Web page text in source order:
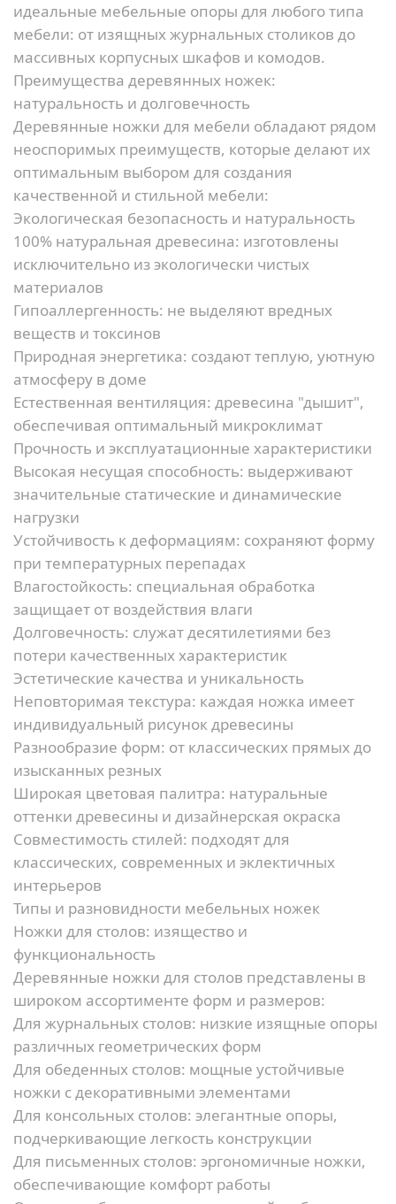
идеальные мебельные опоры для любого типа
мебели: от изящных журнальных столиков до
массивных корпусных шкафов и комодов.
Преимущества деревянных ножек:
натуральность и долговечность
Деревянные ножки для мебели обладают рядом
неоспоримых преимуществ, которые делают их
оптимальным выбором для создания
качественной и стильной мебели:
Экологическая безопасность и натуральность
100% натуральная древесина: изготовлены
исключительно из экологически чистых
материалов
Гипоаллергенность: не выделяют вредных
веществ и токсинов
Природная энергетика: создают теплую, уютную
атмосферу в доме
Естественная вентиляция: древесина "дышит",
обеспечивая оптимальный микроклимат
Прочность и эксплуатационные характеристики
Высокая несущая способность: выдерживают
значительные статические и динамические
нагрузки
Устойчивость к деформациям: сохраняют форму
при температурных перепадах
Влагостойкость: специальная обработка
защищает от воздействия влаги
Долговечность: служат десятилетиями без
потери качественных характеристик
Эстетические качества и уникальность
Неповторимая текстура: каждая ножка имеет
индивидуальный рисунок древесины
Разнообразие форм: от классических прямых до
изысканных резных
Широкая цветовая палитра: натуральные
оттенки древесины и дизайнерская окраска
Совместимость стилей: подходят для
классических, современных и эклектичных
интерьеров
Типы и разновидности мебельных ножек
Ножки для столов: изящество и
функциональность
Деревянные ножки для столов представлены в
широком ассортименте форм и размеров:
Для журнальных столов: низкие изящные опоры
различных геометрических форм
Для обеденных столов: мощные устойчивые
ножки с декоративными элементами
Для консольных столов: элегантные опоры,
подчеркивающие легкость конструкции
Для письменных столов: эргономичные ножки,
обеспечивающие комфорт работы